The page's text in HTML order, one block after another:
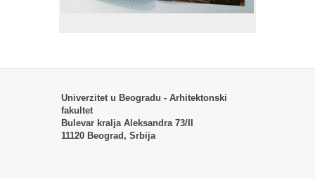
Univerzitet u Beogradu - Arhitektonski
fakultet
Bulevar kralja Aleksandra 73/II
11120 Beograd, Srbija